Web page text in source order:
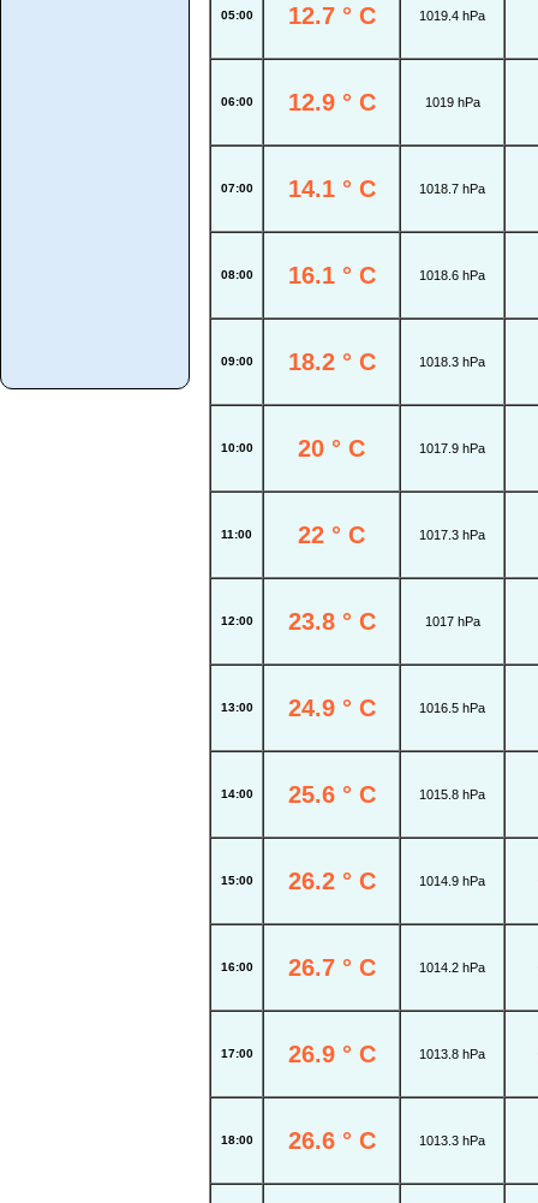
05:00 12.7 ° C 1019.4 hPa
06:00 12.9 ° C 1019 hPa
07:00 14.1 ° C 1018.7 hPa
08:00 16.1 ° C 1018.6 hPa
09:00 18.2 ° C 1018.3 hPa
10:00 20 ° C 1017.9 hPa
11:00 22 ° C 1017.3 hPa
12:00 23.8 ° C 1017 hPa
13:00 24.9 ° C 1016.5 hPa
14:00 25.6 ° C 1015.8 hPa
15:00 26.2 ° C 1014.9 hPa
16:00 26.7 ° C 1014.2 hPa
17:00 26.9 ° C 1013.8 hPa
18:00 26.6 ° C 1013.3 hPa